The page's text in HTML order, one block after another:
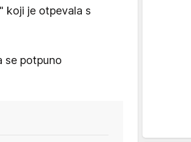
koji je otpevala s
se potpuno